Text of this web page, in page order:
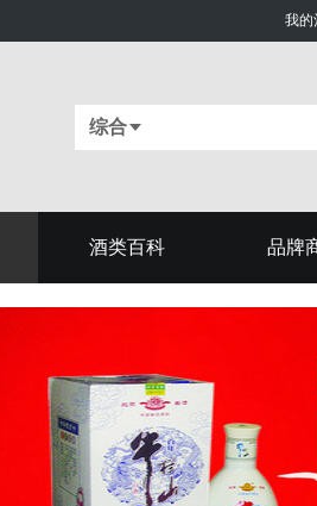
我的
综合
酒类百科 品牌